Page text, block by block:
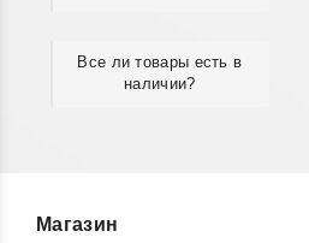
Все ли товары есть в
наличии?
Магазин